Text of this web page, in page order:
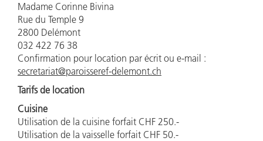
Madame Corinne Bivina
Rue du Temple 9
2800 Delémont
032 422 76 38
Confirmation pour location par écrit ou e-mail :
secretariat@paroisseref-delemont.ch
Tarifs de location
Cuisine
Utilisation de la cuisine forfait CHF 250.-
Utilisation de la vaisselle forfait CHF 50.-